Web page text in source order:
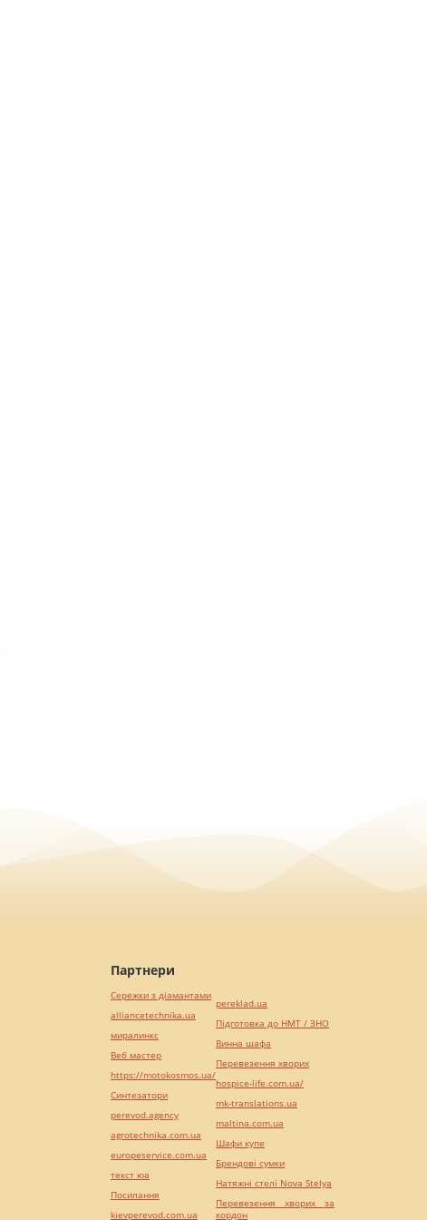
Партнери
Сережки з діамантами
alliancetechnika.ua
миралинкс
Веб мастер
https://motokosmos.ua/
Синтезатори
perevod.agency
agrotechnika.com.ua
europeservice.com.ua
текст юа
Посилання
kievperevod.com.ua
pereklad.ua
Підготовка до НМТ / ЗНО
Винна шафа
Перевезення хворих
hospice-life.com.ua/
mk-translations.ua
maltina.com.ua
Шафи купе
Брендові сумки
Натяжні стелі Nova Stelya
Перевезення хворих за
кордон